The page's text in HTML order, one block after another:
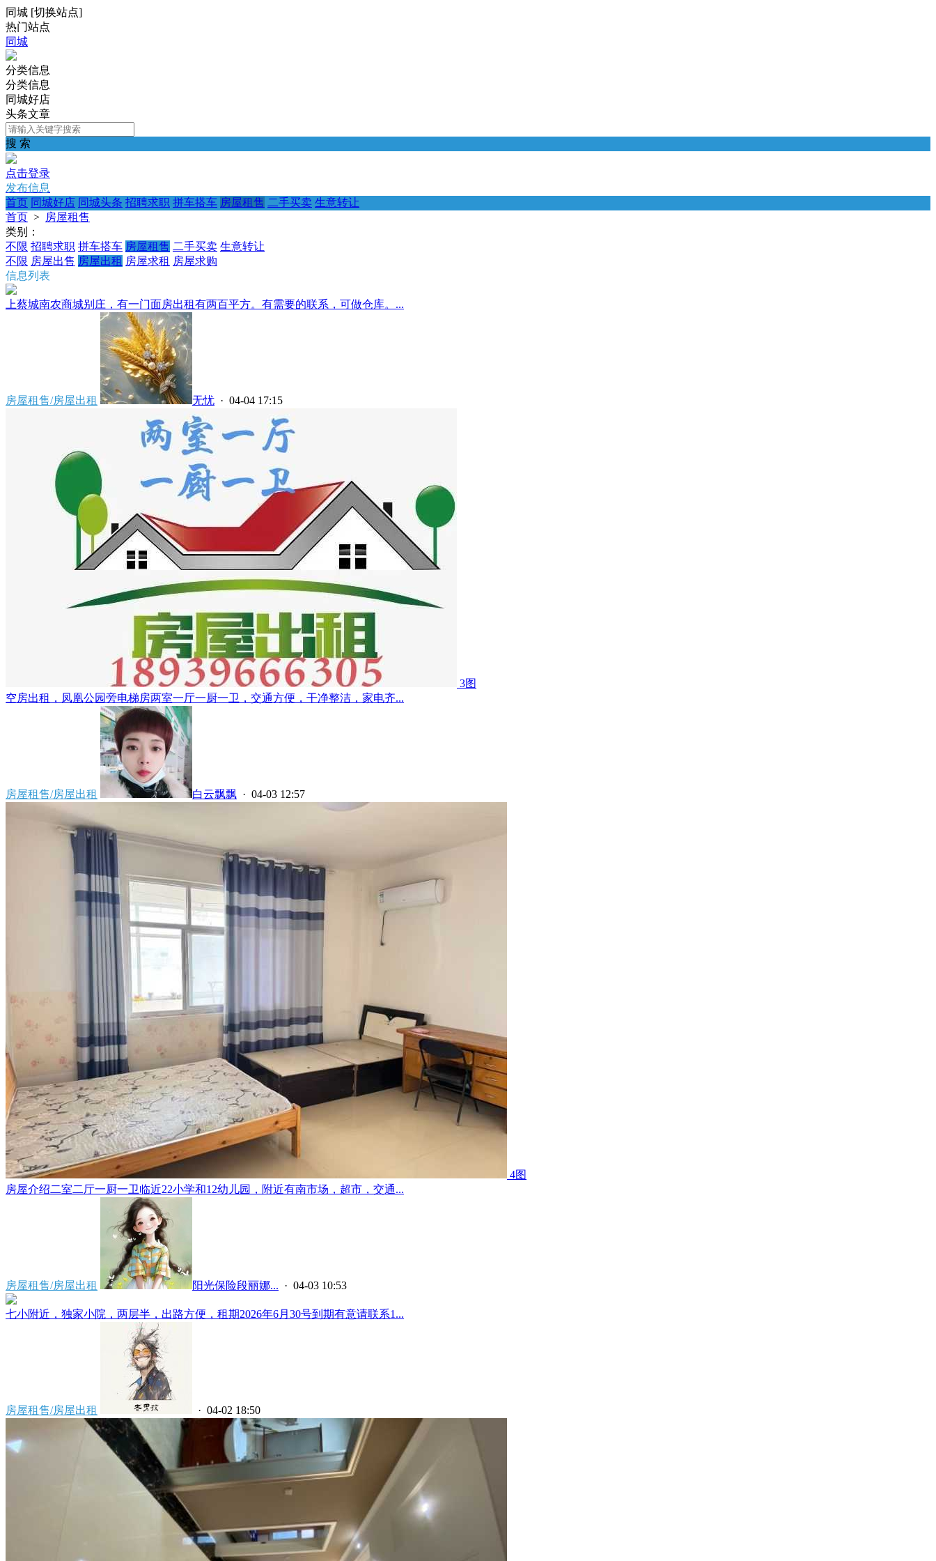
同城 [切换站点]
热门站点
同城
分类信息
分类信息
同城好店
头条文章
搜 索
点击登录
发布信息
首页 同城好店 同城头条 招聘求职 拼车搭车 房屋租售 二手买卖 生意转让
首页 > 房屋租售
类别：
不限 招聘求职 拼车搭车 房屋租售 二手买卖 生意转让
不限 房屋出售 房屋出租 房屋求租 房屋求购
信息列表
上蔡城南农商城别庄，有一门面房出租有两百平方。有需要的联系，可做仓库。...
房屋租售/房屋出租 无忧 · 04-04 17:15
3图
空房出租，凤凰公园旁电梯房两室一厅一厨一卫，交通方便，干净整洁，家电齐...
房屋租售/房屋出租 白云飘飘 · 04-03 12:57
4图
房屋介绍二室二厅一厨一卫临近22小学和12幼儿园，附近有南市场，超市，交通...
房屋租售/房屋出租 阳光保险段丽娜... · 04-03 10:53
七小附近，独家小院，两层半，出路方便，租期2026年6月30号到期有意请联系1...
房屋租售/房屋出租 · 04-02 18:50